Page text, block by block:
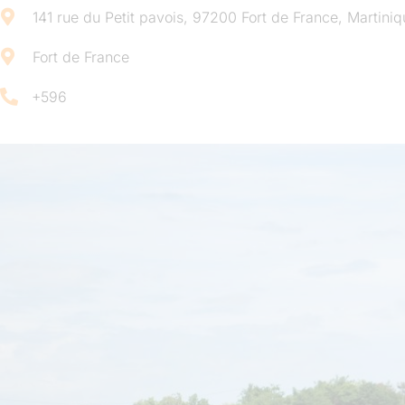
141 rue du Petit pavois, 97200 Fort de France,
Fort de France
+596